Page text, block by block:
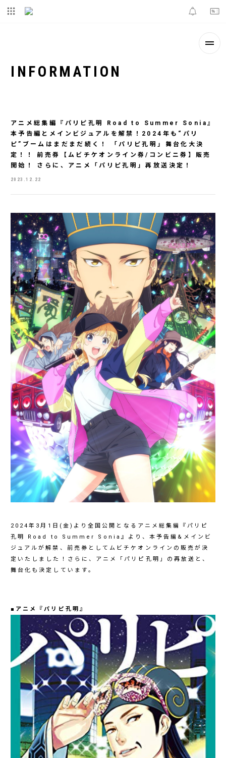
INFORMATION
アニメ総集編『パリピ孔明 Road to Summer Sonia』
本予告編とメインビジュアルを解禁！2024年も“パリ
ピ”ブームはまだまだ続く！ 「パリピ孔明」舞台化大決
定！！ 前売券【ムビチケオンライン券/コンビニ券】販売
開始！ さらに、アニメ「パリピ孔明」再放送決定！
2023.12.22
2024年3月1日(金)より全国公開となるアニメ総集編『パリピ
孔明 Road to Summer Sonia』より、本予告編&メインビ
ジュアルが解禁、前売券としてムビチケオンラインの販売が決
定いたしました！さらに、アニメ「パリピ孔明」の再放送と、
舞台化も決定しています。
■アニメ『パリピ孔明』